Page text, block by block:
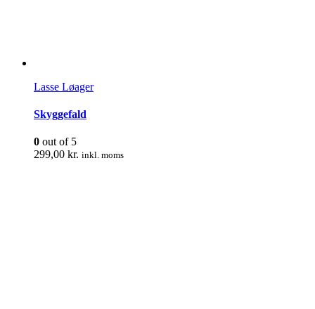
Lasse Løager
Skyggefald
0 out of 5
299,00 kr. inkl. moms